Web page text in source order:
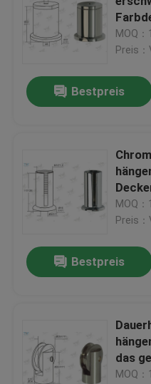
Produkte
Φ2.0
MOQ
Preis
Bestpreis
MOQ
Preis
Bestpreis
das
MOQ